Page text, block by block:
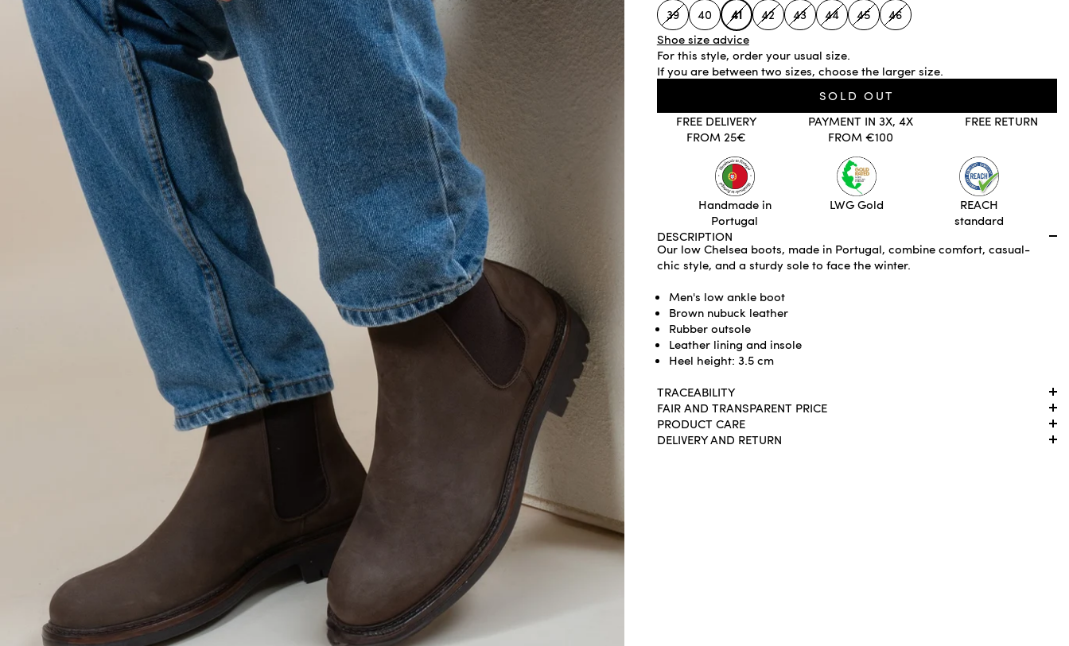
39
40 41 42 43 44 45
46
Shoe size advice
For this style, order your usual size.
If you are between two sizes, choose the larger size.
SOLD OUT
FREE DELIVERY
FROM 25€
PAYMENT IN 3X, 4X
FROM €100
FREE RETURN
Handmade in
Portugal
LWG Gold
REACH
standard
DESCRIPTION
Our low Chelsea boots, made in Portugal, combine comfort, casual-
chic style, and a sturdy sole to face the winter.
Men's low ankle boot
Brown nubuck leather
Rubber outsole
Leather lining and insole
Heel height: 3.5 cm
TRACEABILITY
FAIR AND TRANSPARENT PRICE
PRODUCT CARE
DELIVERY AND RETURN